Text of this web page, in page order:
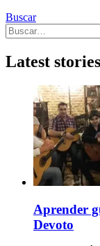
Buscar
Search
for:
Latest stories
Aprender
Devoto